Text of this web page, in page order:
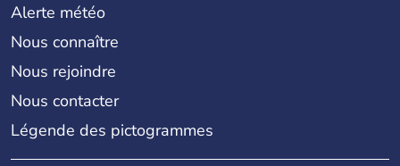
Alerte météo
Nous connaître
Nous rejoindre
Nous contacter
Légende des pictogrammes